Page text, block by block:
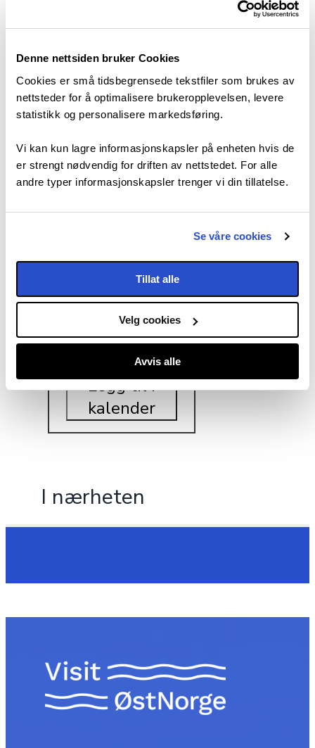
Denne nettsiden bruker Cookies
Cookies er små tidsbegrensede tekstfiler som brukes av
nettsteder for å optimalisere brukeropplevelsen, levere
statistikk og personalisere markedsføring.
Vi kan kun lagre informasjonskapsler på enheten hvis de
er strengt nødvendig for driften av nettstedet. For alle
andre typer informasjonskapsler trenger vi din tillatelse.
Se våre cookies
Tillat alle
Velg cookies
Avvis alle
nettside
61 31 64 00
Epost
Legg i liste
Legg til i
kalender
I nærheten